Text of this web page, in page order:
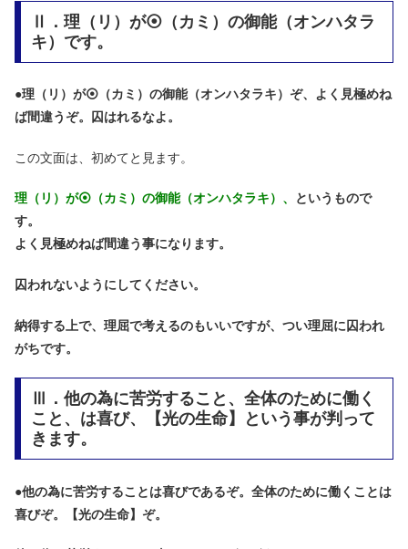
Ⅱ．理（リ）が⦿（カミ）の御能（オンハタラ
キ）です。
●理（リ）が⦿（カミ）の御能（オンハタラキ）ぞ、よく見極めね
ば間違うぞ。囚はれるなよ。
この文面は、初めてと見ます。
理（リ）が⦿（カミ）の御能（オンハタラキ）、
というもので
す。
よく見極めねば間違う事になります。
囚われないようにしてください。
納得する上で、理屈で考えるのもいいですが、つい理屈に囚われ
がちです。
Ⅲ．他の為に苦労すること、全体のために働く
こと、は喜び、【光の生命】という事が判って
きます。
●他の為に苦労することは喜びであるぞ。全体のために働くことは
喜びぞ。【光の生命】ぞ。